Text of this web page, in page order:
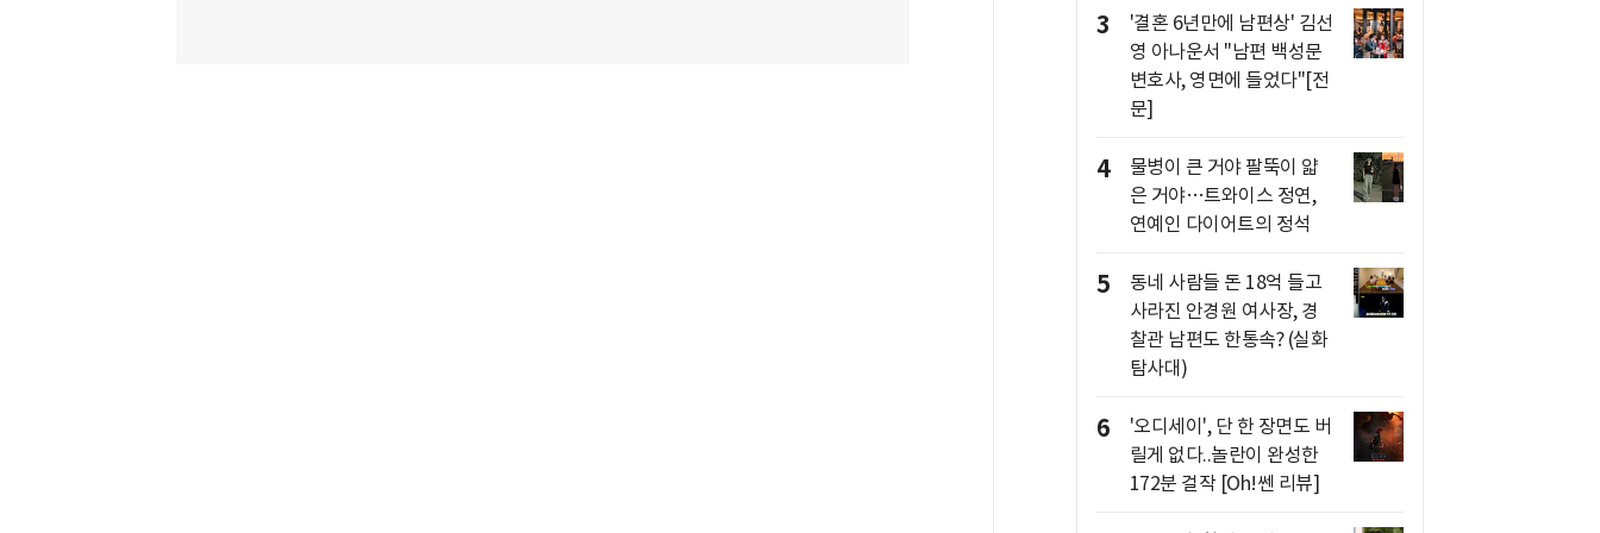
3
'결혼 6년만에 남편상' 김선
영 아나운서 "남편 백성문
변호사, 영면에 들었다"[전
문]
4
물병이 큰 거야 팔뚝이 얇
은 거야…트와이스 정연,
연예인 다이어트의 정석
5
동네 사람들 돈 18억 들고
사라진 안경원 여사장, 경
찰관 남편도 한통속? (실화
탐사대)
6
'오디세이', 단 한 장면도 버
릴게 없다..놀란이 완성한
172분 걸작 [Oh!쎈 리뷰]